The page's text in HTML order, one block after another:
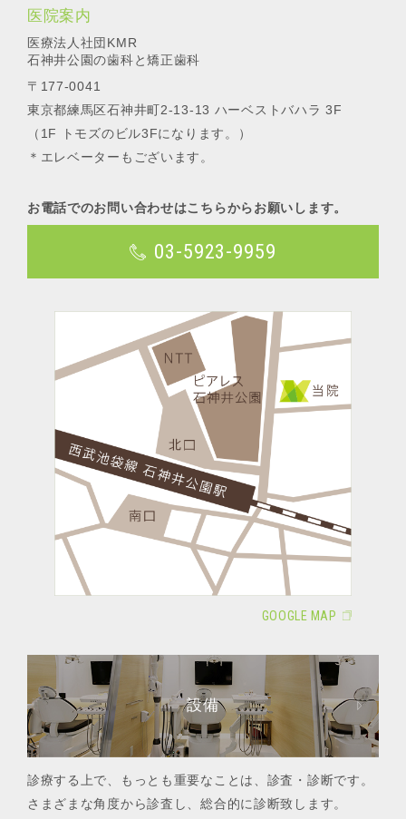
医院案内
医療法人社団KMR
石神井公園の歯科と矯正歯科
〒177-0041
東京都練馬区石神井町2-13-13 ハーベストバハラ 3F
（1F トモズのビル3Fになります。）
＊エレベーターもございます。
お電話でのお問い合わせはこちらからお願いします。
03-5923-9959
GOOGLE MAP
設備
診療する上で、もっとも重要なことは、診査・診断です。
さまざまな角度から診査し、総合的に診断致します。